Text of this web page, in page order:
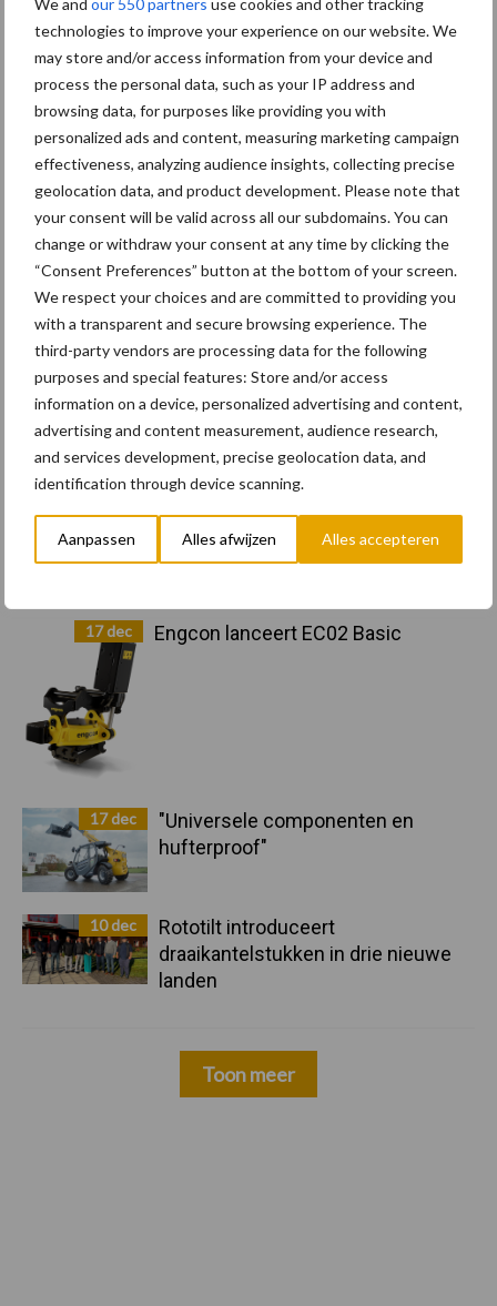
technologies to improve your experience on our website. We
may store and/or access information from your device and
process the personal data, such as your IP address and
browsing data, for purposes like providing you with
personalized ads and content, measuring marketing campaign
effectiveness, analyzing audience insights, collecting precise
geolocation data, and product development. Please note that
your consent will be valid across all our subdomains. You can
change or withdraw your consent at any time by clicking the
“Consent Preferences” button at the bottom of your screen.
We respect your choices and are committed to providing you
with a transparent and secure browsing experience. The
third-party vendors are processing data for the following
purposes and special features: Store and/or access
information on a device, personalized advertising and content,
advertising and content measurement, audience research,
and services development, precise geolocation data, and
identification through device scanning.
Aanpassen Alles afwijzen Alles accepteren
Primaire
Sidebar
Recent nieuws Partner nieuws
11 feb
Terra-nieuws vanaf nu op
deloonwerker.be
17 dec Engcon lanceert EC02 Basic
17 dec
"Universele componenten en
hufterproof"
10 dec
Rototilt introduceert
draaikantelstukken in drie nieuwe
landen
Toon meer
Kies uit onderstaande thema's:
Activiteiten Bouwmachines